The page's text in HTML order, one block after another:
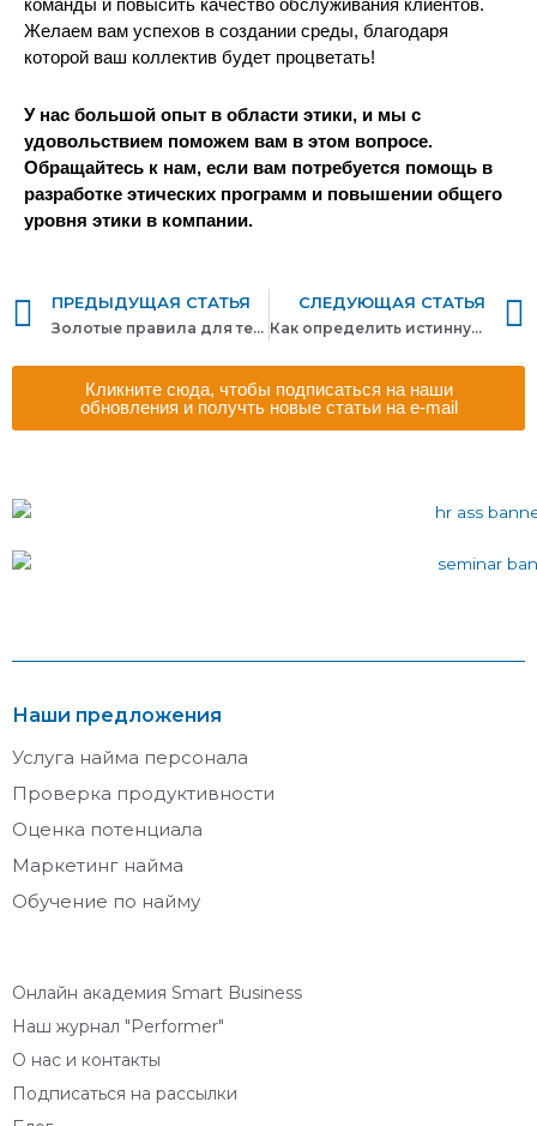
Желаем вам успехов в создании среды, благодаря
которой ваш коллектив будет процветать!
У нас большой опыт в области этики, и мы с
удовольствием поможем вам в этом вопросе.
Обращайтесь к нам, если вам потребуется помощь в
разработке этических программ и повышении общего
уровня этики в компании.
Пред
ПРЕДЫДУЩАЯ СТАТЬЯ
Золотые правила для тех, кто хочет начать найм самостоятельно
СЛЕДУЮЩАЯ СТАТЬЯ
Как определить истинную мотивацию кандидата
Кликните сюда, чтобы подписаться на наши
обновления и получть новые статьи на e-mail
Наши предложения
Услуга найма персонала
Проверка продуктивности
Оценка потенциала
Маркетинг найма
Обучение по найму
Онлайн академия Smart Business
Наш журнал "Performer"
О нас и контакты
Подписаться на рассылки